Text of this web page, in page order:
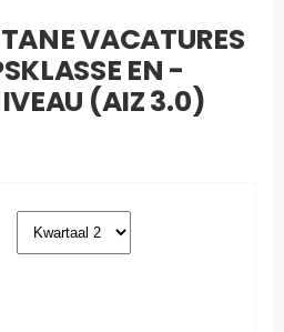
VACATURES
EN -
(AIZ 3.0)